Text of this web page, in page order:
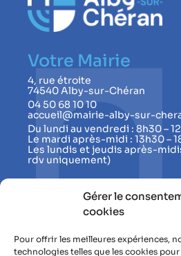
Gérer le
cookies
Pour offrir les meilleures expériences,
technologies telles que les cookies
Votre Mairie
4, rue étroite
74540 Alby-sur-Chéran
04 50 68 10 10
accueil@mairie-alby-sur-
Du lundi au vendredi : 8h30 –
Le mardi après-midi : 13h30 –
Les lundis et jeudis après-
rdv uniquement)
Suivre la Mairie
Magazine municipal
Page facebook